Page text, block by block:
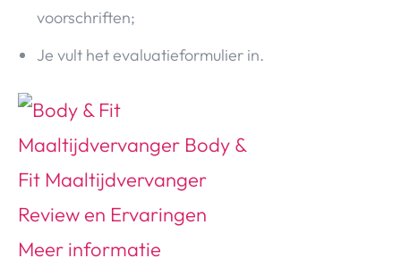
voorschriften;
Je vult het evaluatieformulier in.